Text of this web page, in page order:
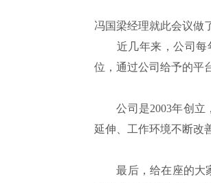
冯国梁经理就此会议做
近几年来，公司每年
位，通过公司给予的平
公司是2003年创立，
延伸、工作环境不断改
最后，给在座的大家